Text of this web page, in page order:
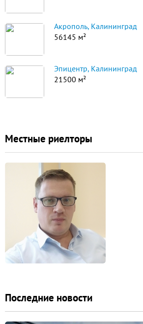
Акрополь, Калининград
56145 м²
Эпицентр, Калининград
21500 м²
Местные риелторы
Последние новости